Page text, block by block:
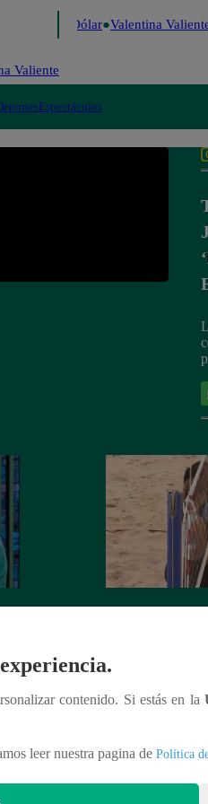
Dólar Valentina Valiente
Valiente
Espectáculos
de STEVE
contenido. Si estás en la
leer nuestra pagina de Política